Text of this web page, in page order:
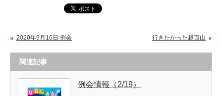
2020年9月16日 例会 行きたかった越百山
関連記事
例会情報（2/19）